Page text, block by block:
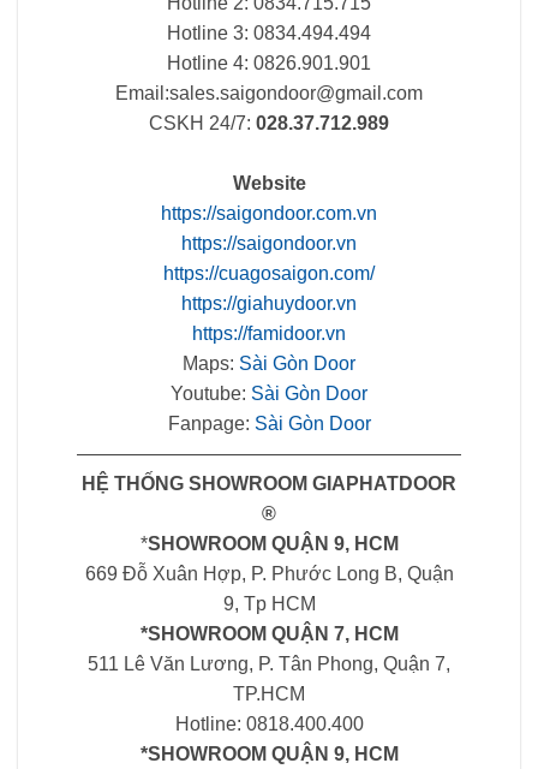
Hotline 3: 0834.494.494
Hotline 4: 0826.901.901
Email:sales.saigondoor@gmail.com
CSKH 24/7: 028.37.712.989
Website
https://saigondoor.com.vn
https://saigondoor.vn
https://cuagosaigon.com/
https://giahuydoor.vn
https://famidoor.vn
Maps: Sài Gòn Door
Youtube: Sài Gòn Door
Fanpage: Sài Gòn Door
————————————————————
HỆ THỐNG SHOWROOM GIAPHATDOOR
®
*SHOWROOM QUẬN 9, HCM
669 Đỗ Xuân Hợp, P. Phước Long B, Quận
9, Tp HCM
*SHOWROOM QUẬN 7, HCM
511 Lê Văn Lương, P. Tân Phong, Quận 7,
TP.HCM
Hotline: 0818.400.400
*SHOWROOM QUẬN 9, HCM